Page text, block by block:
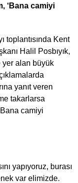
‘Bana camiyi
toplantısında Kent
Halil Posbıyık,
yer alan büyük
yanıt veren
takarlarsa
camiyi
yapıyoruz, burası
var elimizde.